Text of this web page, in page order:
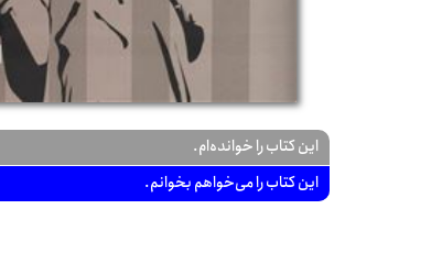
این کتاب را خوانده‌ام.
این کتاب را می‌خواهم بخوانم.